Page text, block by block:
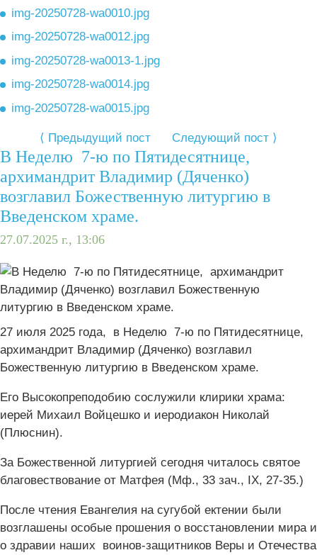
img-20250728-wa0010.jpg
img-20250728-wa0012.jpg
img-20250728-wa0013-1.jpg
img-20250728-wa0014.jpg
img-20250728-wa0015.jpg
⟨ Предыдущий пост Следующий пост ⟩
В Неделю 7-ю по Пятидесятнице,
архимандрит Владимир (Дяченко)
возглавил Божественную литургию в
Введенском храме.
27.07.2025 г., 13:06
27 июля 2025 года, в Неделю 7-ю по Пятидесятнице,
архимандрит Владимир (Дяченко) возглавил
Божественную литургию в Введенском храме.
Его Высокопреподобию сослужили клирики храма:
иерей Михаил Войцешко и иеродиакон Николай
(Плюснин).
За Божественной литургией сегодня читалось святое
благовествование от Матфея (Мф., 33 зач., IX, 27-35.)
После чтения Евангелия на сугубой ектении были
возглашены особые прошения о восстановлении мира и
о здравии наших воинов-защитников Веры и Отечества